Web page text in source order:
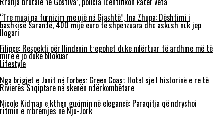
“Tre muaj pa furnizim me ujë në Gjashtë”, Ina Zhupa: Dështimi i
bashkisë Sarandë, 400 mijë euro të shpenzuara dhe askush nuk jep
llogari
Filipçe: Respekti për Ilindenin tregohet duke ndërtuar të ardhme më të
mirë e jo duke bllokuar
Lifestyle
Nga brigjet e Jonit në Forbes: Green Coast Hotel sjell historinë e re të
Rivierës Shqiptare në skenën ndërkombëtare
Nicole Kidman e kthen guximin në elegancë: Paraqitja që ndryshoi
ritmin e mbrëmjes në Nju-Jork